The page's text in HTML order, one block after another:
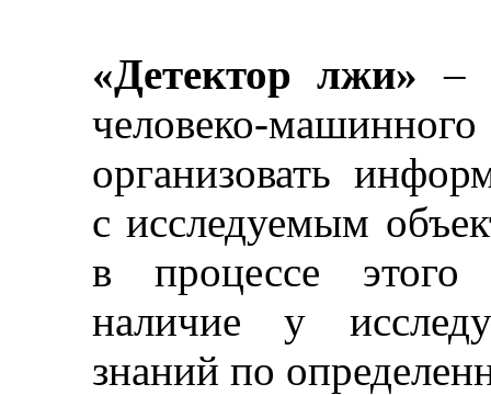
«Детектор лжи» –
человеко-
организовать
с исследуемым
в процессе этого
наличие у и
знаний по